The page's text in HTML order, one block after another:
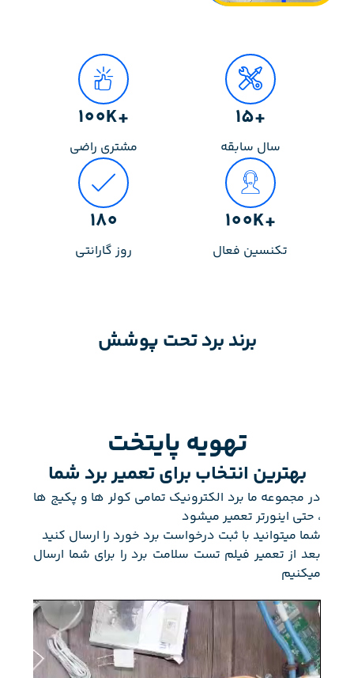
+15
سال سابقه
+100K
مشتری راضی
+100K
تکنسین فعال
180
روز گارانتی
برند برد تحت پوشش
تهویه پایتخت
بهترین انتخاب برای تعمیر برد شما
در مجموعه ما برد الکترونیک تمامی کولر ها و پکیج ها
، حتی اینورتر تعمیر میشود
شما میتوانید با ثبت درخواست برد خورد را ارسال کنید
بعد از تعمیر فیلم تست سلامت برد را برای شما ارسال
میکنیم